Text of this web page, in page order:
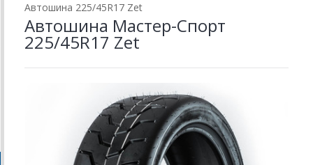
Автошина 225/45R17 Zet
Автошина Мастер-Спорт
225/45R17 Zet